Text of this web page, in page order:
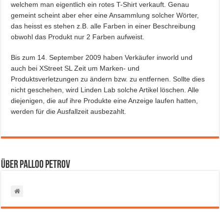
welchem man eigentlich ein rotes T-Shirt verkauft. Genau
gemeint scheint aber eher eine Ansammlung solcher Wörter,
das heisst es stehen z.B. alle Farben in einer Beschreibung
obwohl das Produkt nur 2 Farben aufweist.
Bis zum 14. September 2009 haben Verkäufer inworld und
auch bei XStreet SL Zeit um Marken- und
Produktsverletzungen zu ändern bzw. zu entfernen. Sollte dies
nicht geschehen, wird Linden Lab solche Artikel löschen. Alle
diejenigen, die auf ihre Produkte eine Anzeige laufen hatten,
werden für die Ausfallzeit ausbezahlt.
Über Palloo Petrov